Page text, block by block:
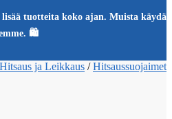
tuotteita koko ajan. Muista käydä
🛍️
Hitsaus ja Leikkaus /Hitsaussuojaimet